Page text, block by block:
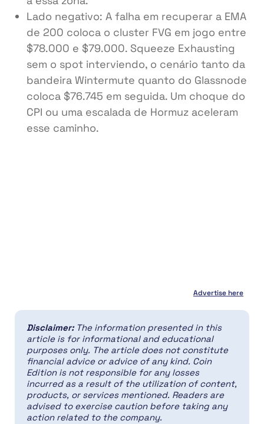
Lado negativo: A falha em recuperar a EMA
de 200 coloca o cluster FVG em jogo entre
$78.000 e $79.000. Squeeze Exhausting
sem o spot interviendo, o cenário tanto da
bandeira Wintermute quanto do Glassnode
coloca $76.745 em seguida. Um choque do
CPI ou uma escalada de Hormuz aceleram
esse caminho.
Advertise here
Disclaimer: The information presented in this
article is for informational and educational
purposes only. The article does not constitute
financial advice or advice of any kind. Coin
Edition is not responsible for any losses
incurred as a result of the utilization of content,
products, or services mentioned. Readers are
advised to exercise caution before taking any
action related to the company.